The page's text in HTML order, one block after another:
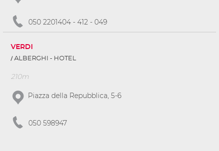
050 2201404 - 412 - 049
VERDI
ALBERGHI - HOTEL
210m
Piazza della Repubblica, 5-6
050 598947